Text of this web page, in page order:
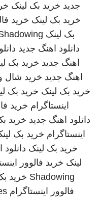
جدید خرید بک لینک
خرید بک لینک خرید
بک لینک
دانلود اهنگ جدید
اهنگ جدید خرید بک
اهنگ جدید خرید شال
خرید بک لینک خرید بک
اینستاگرام خرید
دانلود اهنگ جدید خرید
اینستاگرام خرید بک
خرید بک لینک
لینک خرید فالوور
Shadowing خرید
فالوور اینستاگرام